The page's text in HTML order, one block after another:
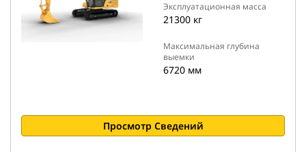
Эксплуатационная масса
21300 кг
Максимальная глубина
выемки
6720 мм
Просмотр Сведений